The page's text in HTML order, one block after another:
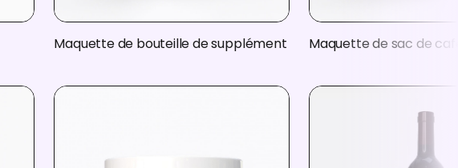
Maquette de bouteille de supplément Maquette de sac de